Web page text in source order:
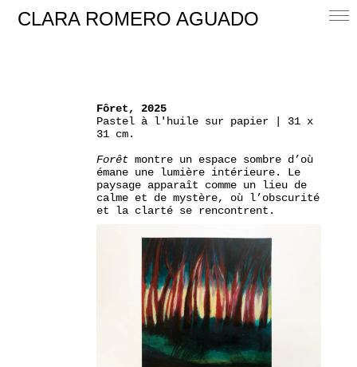
CLARA ROMERO AGUADO
Fôret, 2025
Pastel à l'huile sur papier | 31 x
31 cm.
Forêt montre un espace sombre d’où
émane une lumière intérieure. Le
paysage apparaît comme un lieu de
calme et de mystère, où l’obscurité
et la clarté se rencontrent.